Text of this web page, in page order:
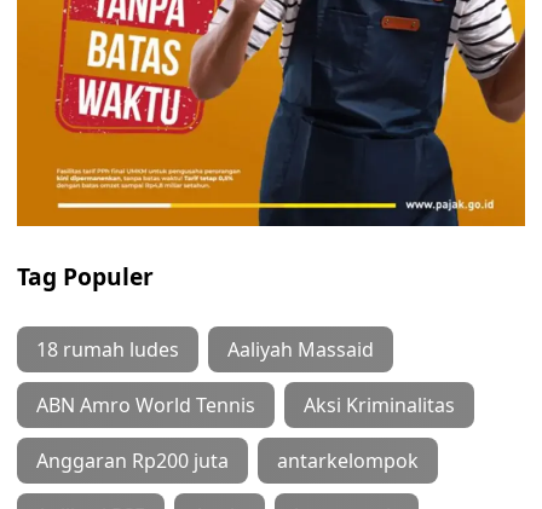
Tag Populer
18 rumah ludes Aaliyah Massaid
ABN Amro World Tennis Aksi Kriminalitas
Anggaran Rp200 juta antarkelompok